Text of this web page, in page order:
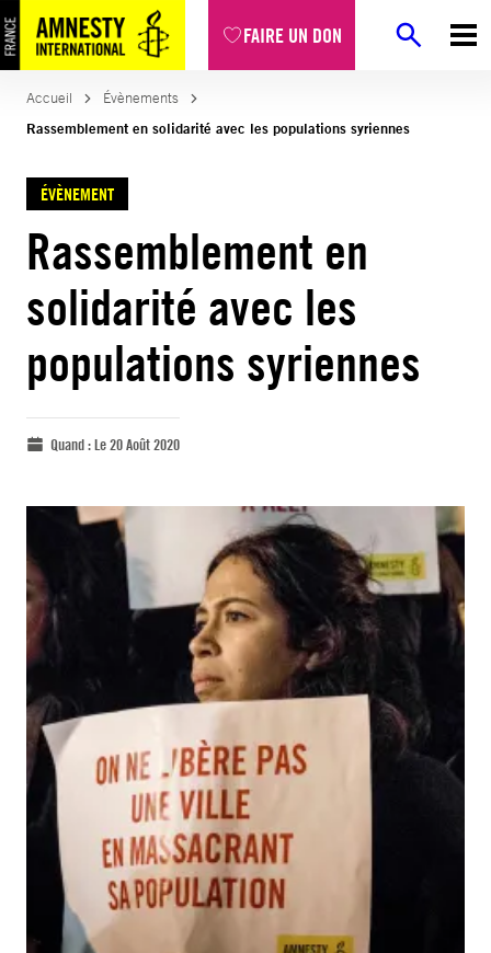
FAIRE UN DON
Accueil
Évènements
Rassemblement en solidarité avec les populations syriennes
ÉVÈNEMENT
Rassemblement en
solidarité avec les
populations syriennes
Quand :Le 20 Août 2020